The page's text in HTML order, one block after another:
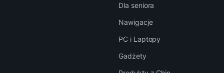
Dla seniora
Nawigacje
PC i Laptopy
Gadżety